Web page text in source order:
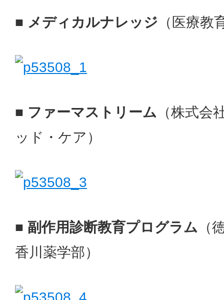
■ メディカルナレッジ （医療教
■ ファーマストリーム （株式会
ッド・ケア）
■ 副作用診断教育プログラム （
香川薬学部）